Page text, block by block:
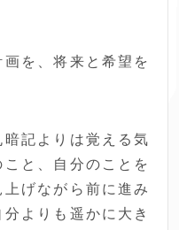
画を、将来と希望を
記よりは覚える気
と、自分のことを
げながら前に進み
よりも遥かに大き